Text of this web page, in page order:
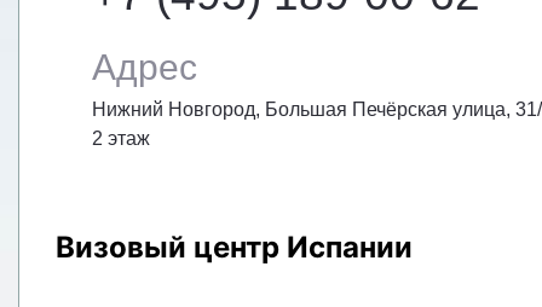
Адрес
Нижний Новгород, Большая Печёрская улица,
2 этаж
Визовый центр Испании